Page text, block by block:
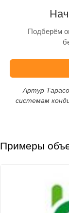
Подберём
Артур
системам
Примеры